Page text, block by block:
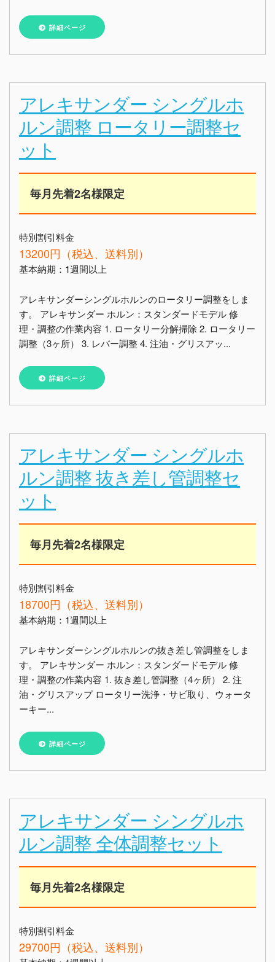
詳細ページ
アレキサンダー シングルホ
ルン調整 ロータリー調整セ
ット
毎月先着2名様限定
特別割引料金
13200円（税込、送料別）
基本納期：1週間以上
アレキサンダーシングルホルンのロータリー調整をしま
す。 アレキサンダー ホルン：スタンダードモデル 修
理・調整の作業内容 1. ロータリー分解掃除 2. ロータリー
調整（3ヶ所） 3. レバー調整 4. 注油・グリスアッ...
詳細ページ
アレキサンダー シングルホ
ルン調整 抜き差し管調整セ
ット
毎月先着2名様限定
特別割引料金
18700円（税込、送料別）
基本納期：1週間以上
アレキサンダーシングルホルンの抜き差し管調整をしま
す。 アレキサンダー ホルン：スタンダードモデル 修
理・調整の作業内容 1. 抜き差し管調整（4ヶ所） 2. 注
油・グリスアップ ロータリー洗浄・サビ取り、ウォータ
ーキー...
詳細ページ
アレキサンダー シングルホ
ルン調整 全体調整セット
毎月先着2名様限定
特別割引料金
29700円（税込、送料別）